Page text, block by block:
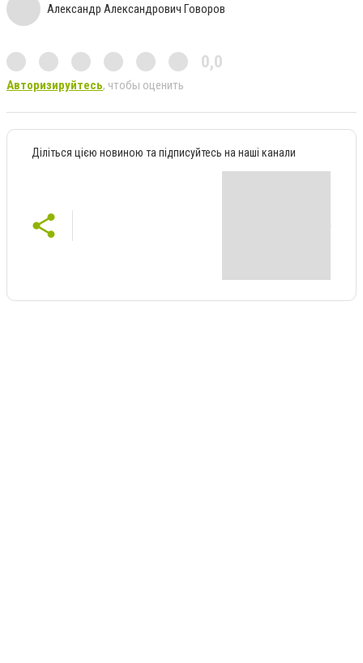
Александр Александрович Говоров
0,0
Авторизируйтесь, чтобы оценить
Діліться цією новиною та підписуйтесь на наші канали